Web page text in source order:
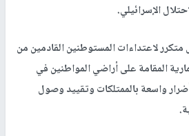
الإسرائيلي.
لاعتداءات المستوطنين القادمين من
المقامة على أراضي المواطنين في
واسعة بالممتلكات وتقييد وصول